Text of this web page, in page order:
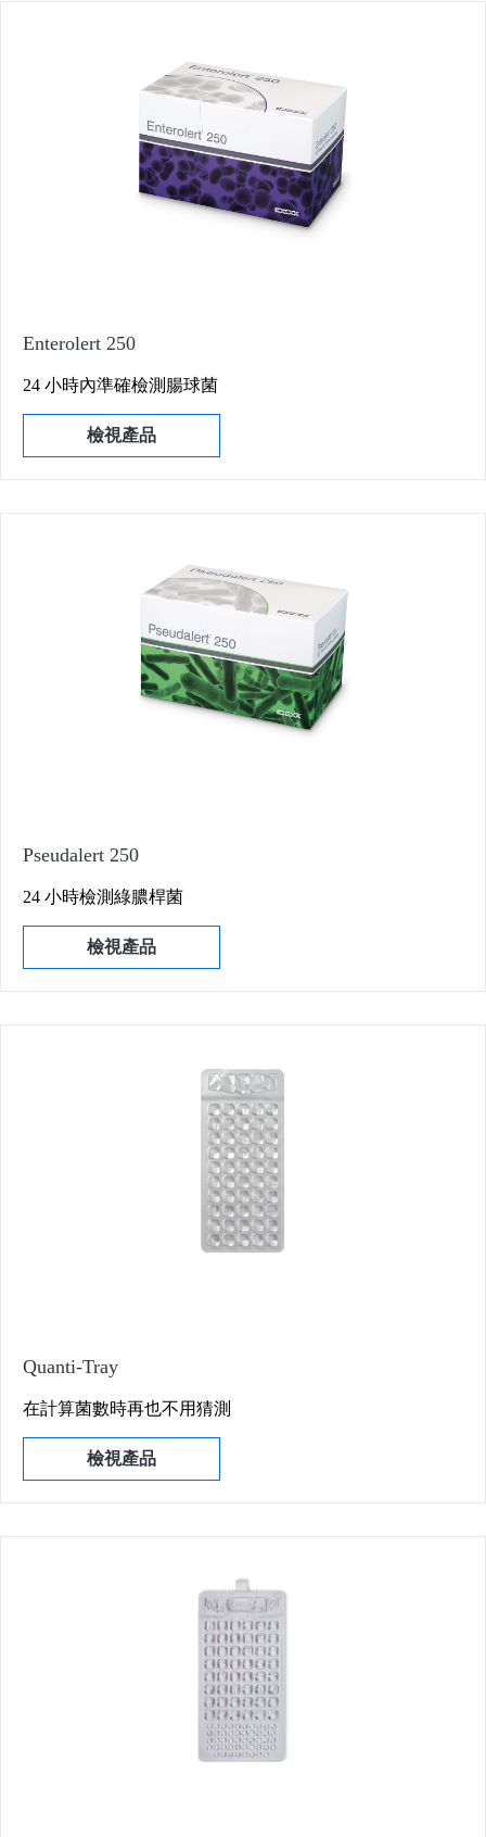
Enterolert 250
24 小時內準確檢測腸球菌
檢視產品
Pseudalert 250
24 小時檢測綠膿桿菌
檢視產品
Quanti-Tray
在計算菌數時再也不用猜測
檢視產品